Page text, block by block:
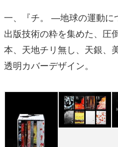
一、『チ。 —地球の運動に
出版技術の粋を集めた、圧
本、天地チリ無し、天銀、
透明カバーデザイン。